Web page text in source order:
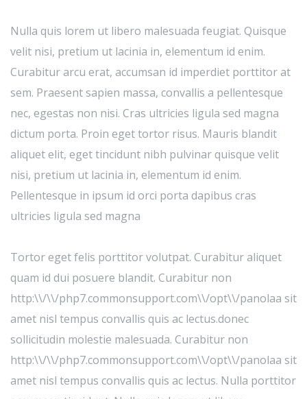
Nulla quis lorem ut libero malesuada feugiat. Quisque
velit nisi, pretium ut lacinia in, elementum id enim.
Curabitur arcu erat, accumsan id imperdiet porttitor at
sem. Praesent sapien massa, convallis a pellentesque
nec, egestas non nisi. Cras ultricies ligula sed magna
dictum porta. Proin eget tortor risus. Mauris blandit
aliquet elit, eget tincidunt nibh pulvinar quisque velit
nisi, pretium ut lacinia in, elementum id enim.
Pellentesque in ipsum id orci porta dapibus cras
ultricies ligula sed magna
Tortor eget felis porttitor volutpat. Curabitur aliquet
quam id dui posuere blandit. Curabitur non
http:\\/\\/php7.commonsupport.com\\/opt\\/panolaa sit
amet nisl tempus convallis quis ac lectus.donec
sollicitudin molestie malesuada. Curabitur non
http:\\/\\/php7.commonsupport.com\\/opt\\/panolaa sit
amet nisl tempus convallis quis ac lectus. Nulla porttitor